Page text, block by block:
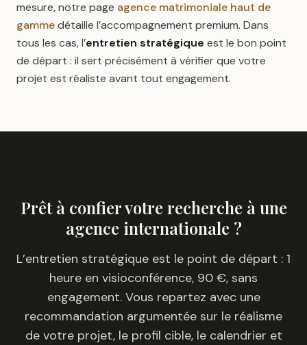
mesure, notre page agence matrimoniale haut de
gammedétaille l’accompagnement premium. Dans
tous les cas, l’entretien stratégique est le bon point
de départ : il sert précisément à vérifier que votre
projet est réaliste avant tout engagement.
Prêt à confier votre recherche à une
agence internationale ?
L’entretien stratégique est le point de départ : 1
heure en visioconférence, 90 €, sans
engagement. Vous repartez avec une
recommandation argumentée sur le réalisme
de votre projet, le profil cible, le calendrier et